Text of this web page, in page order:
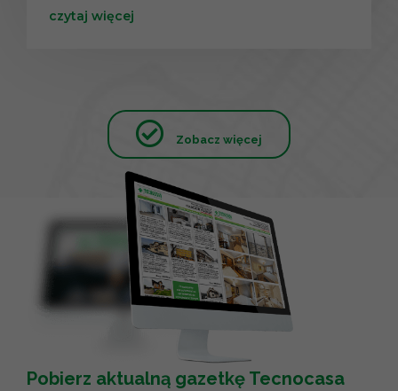
czytaj więcej
Zobacz więcej
Pobierz aktualną gazetkę Tecnocasa